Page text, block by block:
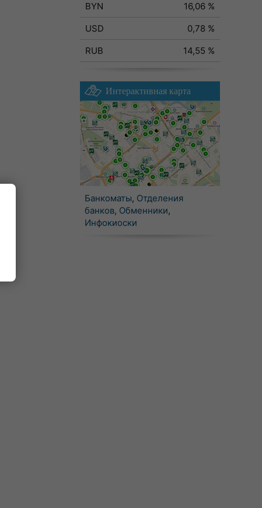
BYN
16,06 %
USD
0,78 %
RUB
14,55 %
Интерактивная карта
Банкоматы, Отделения
банков, Обменники,
Инфокиоски